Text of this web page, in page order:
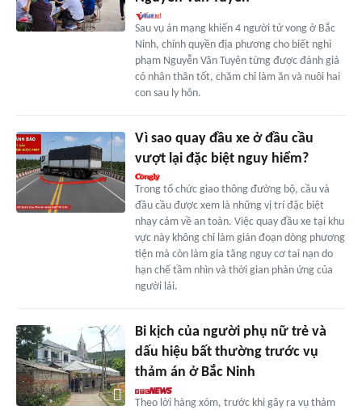
Sau vụ án mạng khiến 4 người tử vong ở Bắc
Ninh, chính quyền địa phương cho biết nghi
phạm Nguyễn Văn Tuyên từng được đánh giá
có nhân thân tốt, chăm chỉ làm ăn và nuôi hai
con sau ly hôn.
Vì sao quay đầu xe ở đầu cầu
vượt lại đặc biệt nguy hiểm?
Trong tổ chức giao thông đường bộ, cầu và
đầu cầu được xem là những vị trí đặc biệt
nhạy cảm về an toàn. Việc quay đầu xe tại khu
vực này không chỉ làm gián đoạn dòng phương
tiện mà còn làm gia tăng nguy cơ tai nạn do
hạn chế tầm nhìn và thời gian phản ứng của
người lái.
Bi kịch của người phụ nữ trẻ và
dấu hiệu bất thường trước vụ
thảm án ở Bắc Ninh
Theo lời hàng xóm, trước khi gây ra vụ thảm